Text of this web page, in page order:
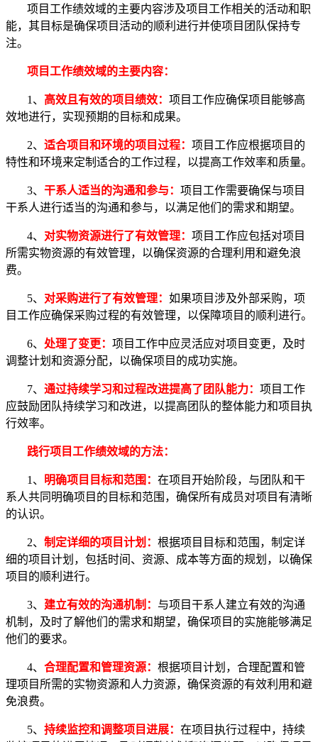
项目工作绩效域的主要内容涉及项目工作相关的活动和职
能，其目标是确保项目活动的顺利进行并使项目团队保持专
注。
项目工作绩效域的主要内容：
1、 高效且有效的项目绩效： 项目工作应确保项目能够高
效地进行，实现预期的目标和成果。
2、 适合项目和环境的项目过程： 项目工作应根据项目的
特性和环境来定制适合的工作过程，以提高工作效率和质量。
3、 干系人适当的沟通和参与： 项目工作需要确保与项目
干系人进行适当的沟通和参与，以满足他们的需求和期望。
4、 对实物资源进行了有效管理： 项目工作应包括对项目
所需实物资源的有效管理，以确保资源的合理利用和避免浪
费。
5、 对采购进行了有效管理： 如果项目涉及外部采购，项
目工作应确保采购过程的有效管理，以保障项目的顺利进行。
6、 处理了变更： 项目工作中应灵活应对项目变更，及时
调整计划和资源分配，以确保项目的成功实施。
7、 通过持续学习和过程改进提高了团队能力： 项目工作
应鼓励团队持续学习和改进，以提高团队的整体能力和项目执
行效率。
践行项目工作绩效域的方法：
1、 明确项目目标和范围： 在项目开始阶段，与团队和干
系人共同明确项目的目标和范围，确保所有成员对项目有清晰
的认识。
2、 制定详细的项目计划： 根据项目目标和范围，制定详
细的项目计划，包括时间、资源、成本等方面的规划，以确保
项目的顺利进行。
3、 建立有效的沟通机制： 与项目干系人建立有效的沟通
机制，及时了解他们的需求和期望，确保项目的实施能够满足
他们的要求。
4、 合理配置和管理资源： 根据项目计划，合理配置和管
理项目所需的实物资源和人力资源，确保资源的有效利用和避
免浪费。
5、 持续监控和调整项目进展： 在项目执行过程中，持续